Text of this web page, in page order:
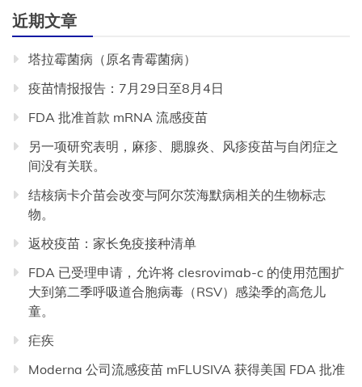
近期文章
塔拉霉菌病（原名青霉菌病）
疫苗情报报告：7月29日至8月4日
FDA 批准首款 mRNA 流感疫苗
另一项研究表明，麻疹、腮腺炎、风疹疫苗与自闭症之
间没有关联。
结核病卡介苗会改变与阿尔茨海默病相关的生物标志
物。
返校疫苗：家长免疫接种清单
FDA 已受理申请，允许将 clesrovimab-c 的使用范围扩
大到第二季呼吸道合胞病毒（RSV）感染季的高危儿
童。
疟疾
Moderna 公司流感疫苗 mFLUSIVA 获得美国 FDA 批准